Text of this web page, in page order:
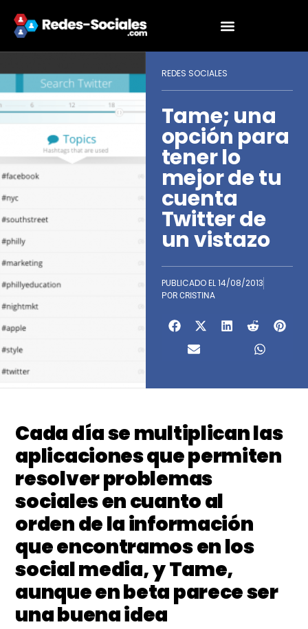
REDES SOCIALES
Tame; una
opción para
tener lo
mejor de tu
cuenta
Twitter de
un vistazo
PUBLICADO EL14/08/2013
POR CRISTINA
Cada día se multiplican las
aplicaciones que permiten
resolver problemas
sociales en cuanto al
orden de la información
que encontramos en los
social media, y Tame,
aunque en beta parece ser
una buena idea